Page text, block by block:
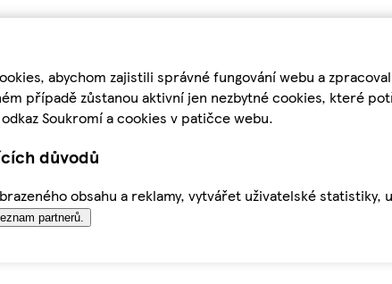
abychom zajistili správné fungování webu a
případě zůstanou aktivní jen nezbytné cookies, které
Soukromí a cookies v patičce webu.
důvodů
obsahu a reklamy, vytvářet uživatelské
partnerů.